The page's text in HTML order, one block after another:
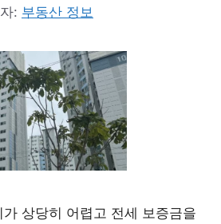
: 부동산 정보
상당히 어렵고 전세 보증금을